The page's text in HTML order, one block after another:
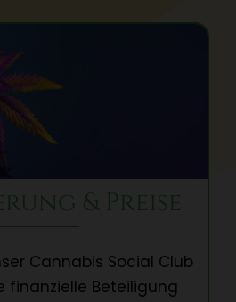
& Preise
Cannabis Social Club
finanzielle Beteiligung